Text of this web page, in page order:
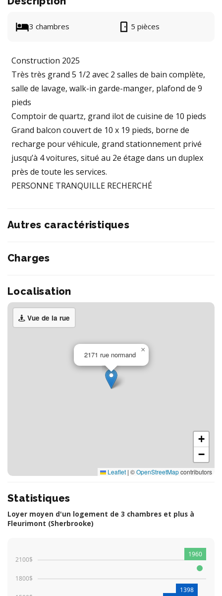
3 chambres 5 pièces
Construction 2025
Très très grand 5 1/2 avec 2 salles de bain complète,
salle de lavage, walk-in garde-manger, plafond de 9
pieds
Comptoir de quartz, grand ilot de cuisine de 10 pieds
Grand balcon couvert de 10 x 19 pieds, borne de
recharge pour véhicule, grand stationnement privé
jusqu’à 4 voitures, situé au 2e étage dans un duplex
près de toute les services.
PERSONNE TRANQUILLE RECHERCHÉ
Autres caractéristiques
Charges
Localisation
Vue de la rue
2171 rue normand
×
+
−
Leaflet | ©OpenStreetMapcontributors
Statistiques
Loyer moyen d'un logement de 3 chambres et plus à
Fleurimont (Sherbrooke)
1800$
2100$
1398
1960